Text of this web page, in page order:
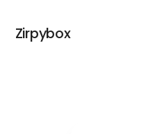
Zirpybox